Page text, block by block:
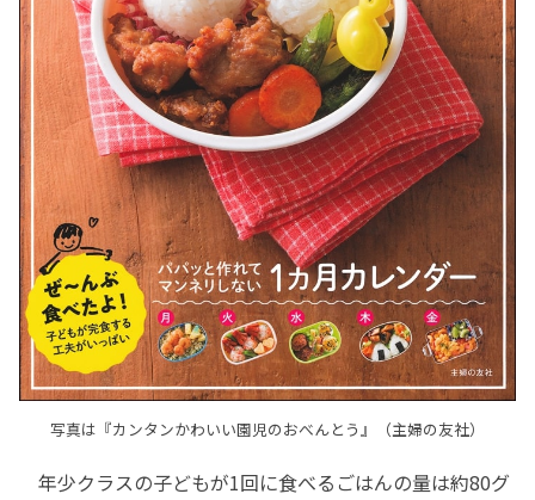
写真は『カンタンかわいい園児のおべんとう』（主婦の友社）
年少クラスの子どもが1回に食べるごはんの量は約80グ